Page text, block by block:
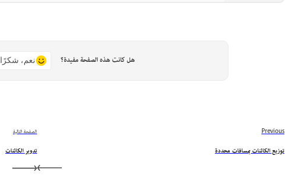
هل كانت هذه الصفحة مفيدة؟ نعم، شكرًا
Previous
توزيع الكائنات بمسافات محددة
الصفحة التالية
تدوير الكائنات